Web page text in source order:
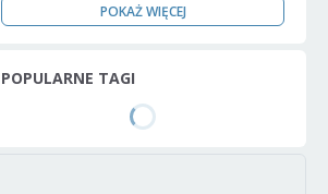
POKAŻ WIĘCEJ
POPULARNE TAGI